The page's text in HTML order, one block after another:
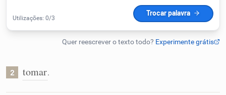
Detector de IA
Humanizador de IA
2 tomar.